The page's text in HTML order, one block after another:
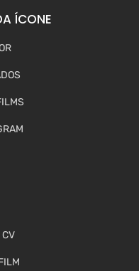
ÍCONE